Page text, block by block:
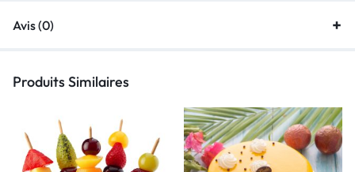
Avis (0)
Produits Similaires